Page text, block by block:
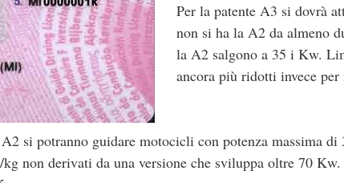
Per la patente A3 si dovrà
non si ha la A2 da almeno
la A2 salgono a 35 i Kw.
ancora più ridotti invece per
si potranno guidare motocicli con potenza massima
non derivati da una versione che sviluppa oltre 70